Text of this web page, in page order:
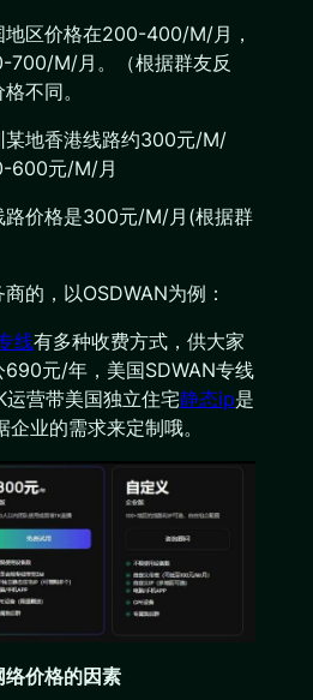
地区价格在200-400/M/月，
700/M/月。（根据群友反
不同。
某地香港线路约300元/M/
600元/M/月
路价格是300元/M/月(根据群
的，以OSDWAN为例：
线有多种收费方式，供大家
690元/年，美国SDWAN专线
营带美国独立住宅静态ip是
业的需求来定制哦。
价格的因素